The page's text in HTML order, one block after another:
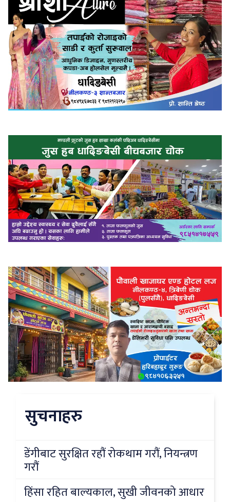
सुचनाहरु
डेंगीबाट सुरक्षित रहौं रोकथाम गरौं, नियन्त्रण
गरौं
हिंसा रहित बाल्यकाल, सुखी जीवनको आधार